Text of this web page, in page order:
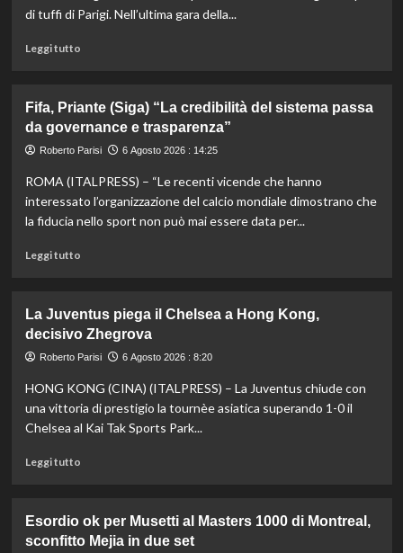
di
set
di tuffi di Parigi. Nell’ultima gara della...
Leggi tuttoLeggi
Storico
en
plein
Pellacani
agli
Europei
arriva
nel
sincro
Pizzini
Fifa, Priante (Siga) “La credibilità del sistema passa
da governance e trasparenza”
Roberto Parisi 6 Agosto 2026 : 14:25
ROMA (ITALPRESS) – “Le recenti vicende che hanno
interessato l’organizzazione del calcio mondiale dimostrano che
la fiducia nello sport non può mai essere data per...
Leggi tuttoLeggi
Fifa,
Priante
(Siga)
credibilità
del
sistema
La Juventus piega il Chelsea a Hong Kong,
decisivo Zhegrova
Roberto Parisi 6 Agosto 2026 : 8:20
HONG KONG (CINA) (ITALPRESS) – La Juventus chiude con
una vittoria di prestigio la tournèe asiatica superando 1-0 il
Chelsea al Kai Tak Sports Park...
Leggi tuttoLeggi
La
Juventus
Esordio ok per Musetti al Masters 1000 di Montreal,
sconfitto Mejia in due set